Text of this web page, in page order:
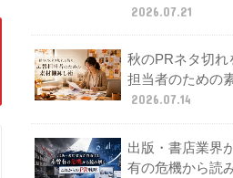
2026.07.21
秋のPRネタ切れ
担当者のための
2026.07.14
出版・書店業界
有の危機から読